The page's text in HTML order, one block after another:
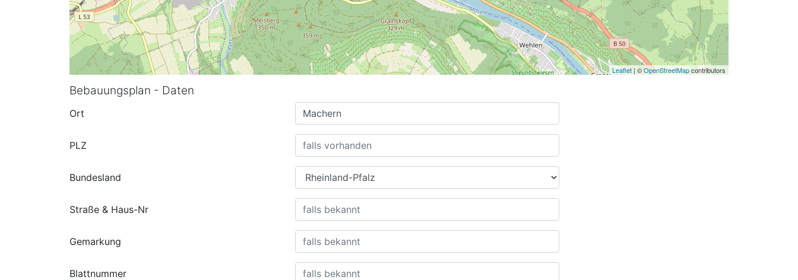
Leaflet | ©OpenStreetMapcontributors
Bebauungsplan - Daten
Ort
PLZ
Bundesland
Straße & Haus-Nr
Gemarkung
Blattnummer